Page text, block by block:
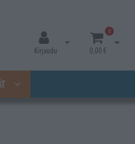
Kirjaudu
Avaa kirjautuminen
0
0,00 €
Avaa